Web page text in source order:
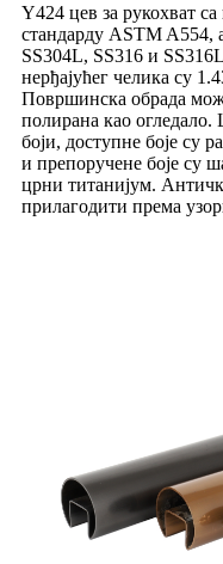
Y424 цев за рукохват
стандарду ASTM A554,
SS304L, SS316 и
нерђајућег челика су
Површинска обрада
полирана као
боји, доступне боје су
и препоручене боје су
црни титанијум.
прилагодити према